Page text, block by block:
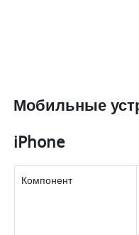
Мобильные
iPhone
Компонент